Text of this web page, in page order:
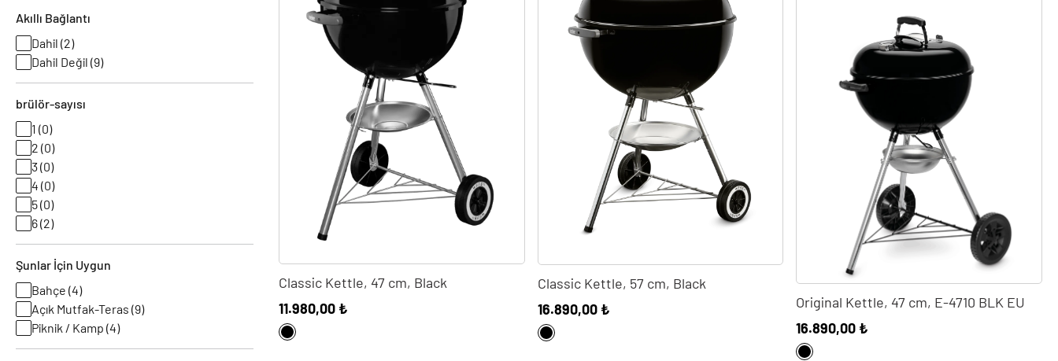
Akıllı Bağlantı
Dahil (2)
Dahil Değil (9)
brülör-sayısı
1 (0)
2 (0)
3 (0)
4 (0)
5 (0)
6 (2)
Şunlar İçin Uygun
Bahçe (4)
Açık Mutfak-Teras (9)
Piknik / Kamp (4)
Classic Kettle, 47 cm, Black
11.980,00 ₺
Classic Kettle, 57 cm, Black
16.890,00 ₺
Original Kettle, 47 cm, E-4710 BLK EU
16.890,00 ₺